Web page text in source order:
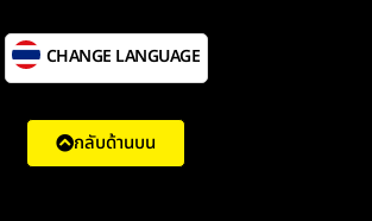
CHANGE LANGUAGE
กลับด้านบน